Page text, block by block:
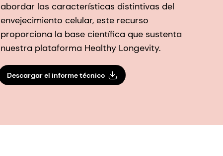
abordar las características distintivas del
envejecimiento celular, este recurso
proporciona la base científica que sustenta
nuestra plataforma Healthy Longevity.
Descargar el informe técnico